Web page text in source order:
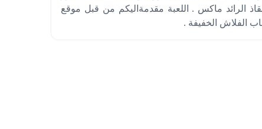
الرائد ماكس . اللعبة مقدمةاليكم من قبل موقع
الفلاش الخفيفة .